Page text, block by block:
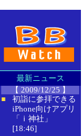
最新ニュース
【 2009/12/25 】
■
初詣に参拝できる
iPhone向けアプリ
「ｉ神社」
[18:46]